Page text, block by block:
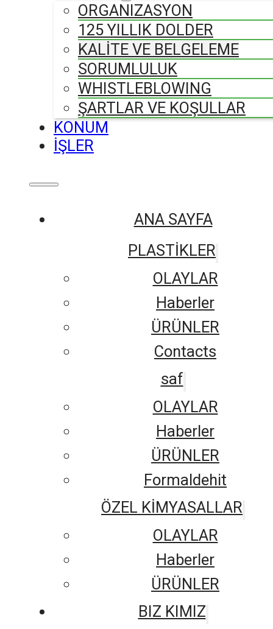
ORGANIZASYON
125 YILLIK DOLDER
KALİTE VE BELGELEME
SORUMLULUK
WHISTLEBLOWING
ŞARTLAR VE KOŞULLAR
KONUM
İŞLER
ANA SAYFA
PLASTİKLER
OLAYLAR
Haberler
ÜRÜNLER
Contacts
saf
OLAYLAR
Haberler
ÜRÜNLER
Formaldehit
ÖZEL KİMYASALLAR
OLAYLAR
Haberler
ÜRÜNLER
BIZ KIMIZ